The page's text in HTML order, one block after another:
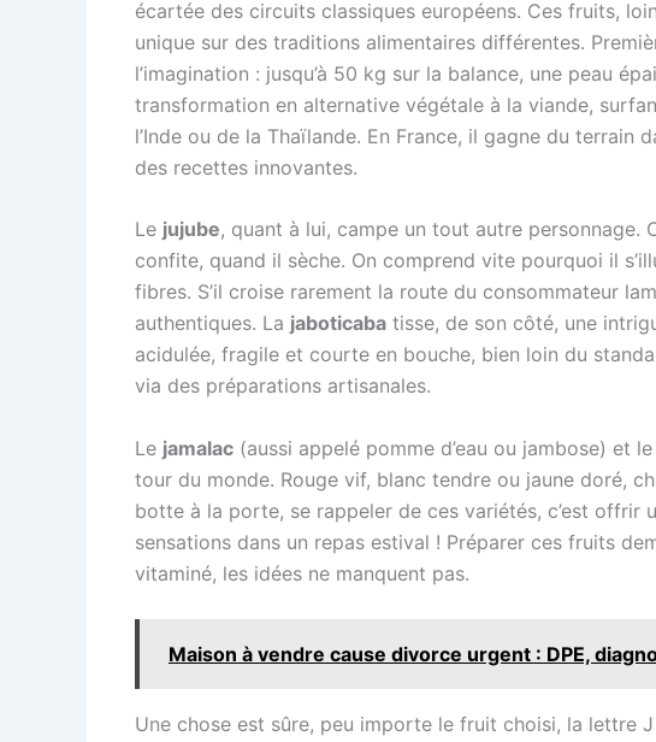
écartée des circuits classiques européens. Ces fruits,
unique sur des traditions alimentaires différentes.
l’imagination : jusqu’à 50 kg sur la balance, une peau
transformation en alternative végétale à la viande,
l’Inde ou de la Thaïlande. En France, il gagne du
des recettes innovantes.
Le jujube, quant à lui, campe un tout autre
confite, quand il sèche. On comprend vite pourquoi il
fibres. S’il croise rarement la route du consommateur
authentiques. La jaboticaba tisse, de son côté, une
acidulée, fragile et courte en bouche, bien loin du
via des préparations artisanales.
Le jamalac (aussi appelé pomme d’eau ou jambose) et le
tour du monde. Rouge vif, blanc tendre ou jaune doré,
botte à la porte, se rappeler de ces variétés, c’est
sensations dans un repas estival ! Préparer ces fruits
vitaminé, les idées ne manquent pas.
Maison à vendre cause divorce urgent : DPE,
Une chose est sûre, peu importe le fruit choisi, la lettre